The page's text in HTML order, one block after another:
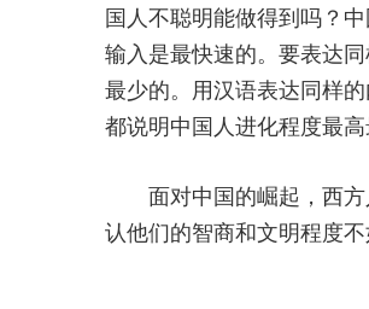
国人不聪明能做得到吗？
输入是最快速的。要表达
最少的。用汉语表达同样
都说明中国人进化程度最高
面对中国的崛起，西方
认他们的智商和文明程度不